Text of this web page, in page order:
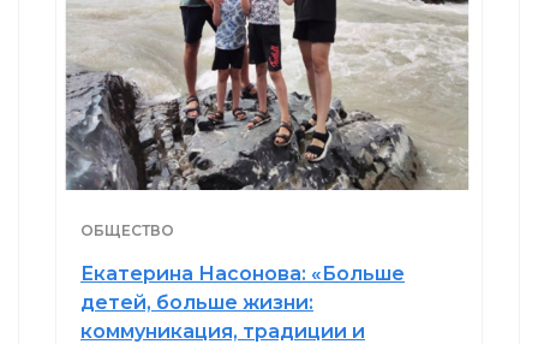
ОБЩЕСТВО
Екатерина Насонова: «Больше
детей, больше жизни:
коммуникация, традиции и